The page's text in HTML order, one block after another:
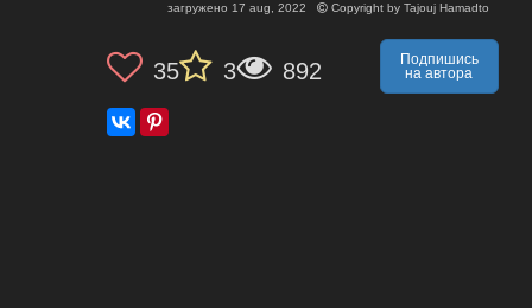
загружено 17 aug, 2022 Copyright by Tajouj Hamadto
35 3 892
Подпишись
на автора